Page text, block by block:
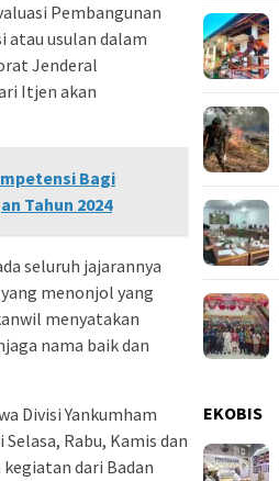
Pembangunan
atau usulan dalam
Jenderal
Itjen akan
Bagi
Tahun 2024
seluruh jajarannya
menonjol yang
menyatakan
nama baik dan
Divisi Yankumham
Rabu, Kamis dan
dari Badan
EKOBIS